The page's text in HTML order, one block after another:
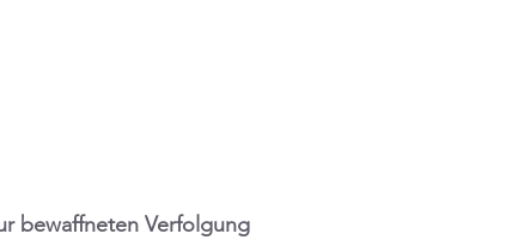
bewaffneten Verfolgung